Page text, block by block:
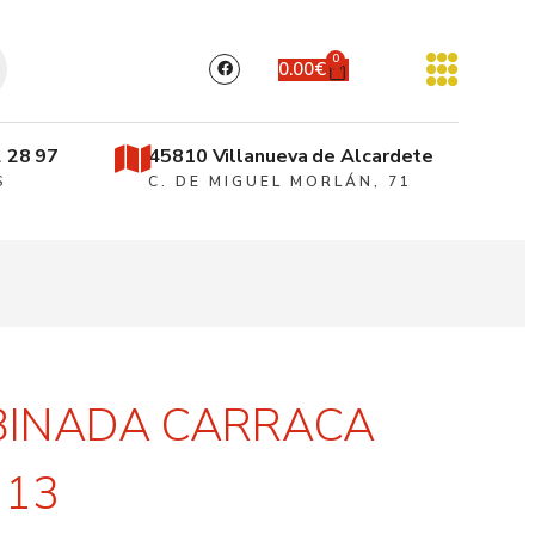
0.00€ 0
28 97 45810 Villanueva de Alcardete
C. DE MIGUEL MORLÁN, 71
CARRACA